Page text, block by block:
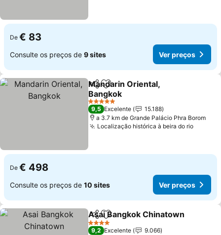
De € 83
Consulte os preços de 9 sites Ver preços
PartilharAdicionar aos favoritos
Mandarin Oriental,
Bangkok
5 Estrelas
9,5 Excelente
15.188
a 3.7 km de Grande Palácio Phra Borom
Localização histórica à beira do rio
De € 498
Consulte os preços de 10 sites Ver preços
PartilharAdicionar aos favoritos
Asai Bangkok Chinatown
4 Estrelas
9,2 Excelente
9.066